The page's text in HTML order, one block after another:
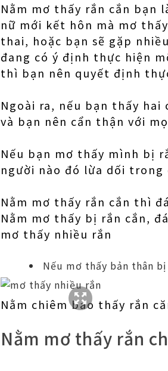
Nằm mơ thấy rắn cắn bạn
nữ mới kết hôn mà mơ
thai, hoặc bạn sẽ gặp
đang có ý định thực hiện
thì bạn nên quyết định
Ngoài ra, nếu bạn thấy
và bạn nên cẩn thận với
Nếu bạn mơ thấy mình bị
người nào đó lừa dối trong
Nằm mơ thấy rắn cắn thì
Nằm mơ thấy bị rắn cắn,
mơ thấy nhiều rắn
Nếu mơ thấy bản thân
Nằm chiêm bao thấy rắn
Nằm mơ thấy rắn